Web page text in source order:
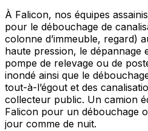
À Falicon, nos équipes
pour le débouchage de
colonne d’immeuble, regard)
haute pression, le dépannage
pompe de relevage ou de
inondé ainsi que le
tout-à-l’égout et des
collecteur public. Un camion
Falicon pour un débouchage
jour comme de nuit.